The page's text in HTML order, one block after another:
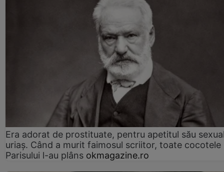
Era adorat de prostituate, pentru apetitul său
uriaș. Când a murit faimosul scriitor, toate cocotele
Parisului l-au plâns okmagazine.ro